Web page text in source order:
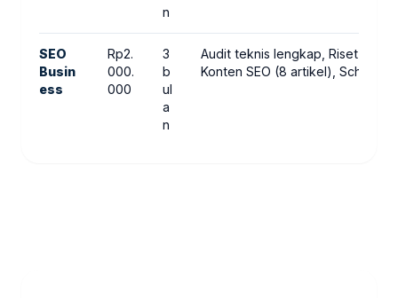
n
SEO
Busin
ess
Rp2.
000.
000
3
b
ul
a
n
Audit teknis lengkap, Riset
Konten SEO (8 artikel), Schema